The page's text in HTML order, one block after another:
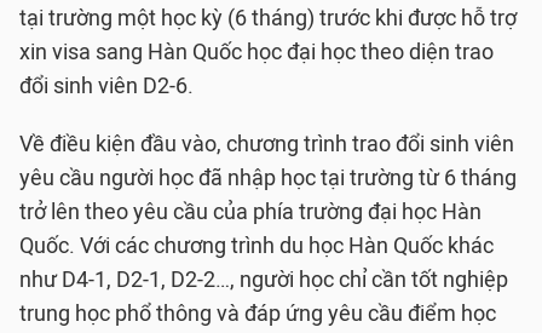
tại trường một học kỳ (6 tháng) trước khi được hỗ trợ
xin visa sang Hàn Quốc học đại học theo diện trao
đổi sinh viên D2-6.
Về điều kiện đầu vào, chương trình trao đổi sinh viên
yêu cầu người học đã nhập học tại trường từ 6 tháng
trở lên theo yêu cầu của phía trường đại học Hàn
Quốc. Với các chương trình du học Hàn Quốc khác
như D4-1, D2-1, D2-2…, người học chỉ cần tốt nghiệp
trung học phổ thông và đáp ứng yêu cầu điểm học